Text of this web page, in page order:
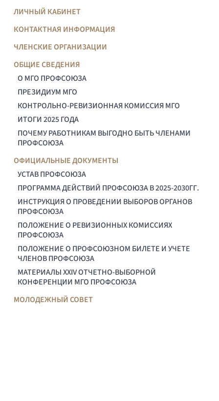
ЛИЧНЫЙ КАБИНЕТ
КОНТАКТНАЯ ИНФОРМАЦИЯ
ЧЛЕНСКИЕ ОРГАНИЗАЦИИ
ОБЩИЕ СВЕДЕНИЯ
О МГО ПРОФСОЮЗА
ПРЕЗИДИУМ МГО
КОНТРОЛЬНО-РЕВИЗИОННАЯ КОМИССИЯ МГО
ИТОГИ 2025 ГОДА
ПОЧЕМУ РАБОТНИКАМ ВЫГОДНО БЫТЬ ЧЛЕНАМИ
ПРОФСОЮЗА
ОФИЦИАЛЬНЫЕ ДОКУМЕНТЫ
УСТАВ ПРОФСОЮЗА
ПРОГРАММА ДЕЙСТВИЙ ПРОФСОЮЗА В 2025-2030ГГ.
ИНСТРУКЦИЯ О ПРОВЕДЕНИИ ВЫБОРОВ ОРГАНОВ
ПРОФСОЮЗА
ПОЛОЖЕНИЕ О РЕВИЗИОННЫХ КОМИССИЯХ
ПРОФСОЮЗА
ПОЛОЖЕНИЕ О ПРОФСОЮЗНОМ БИЛЕТЕ И УЧЕТЕ
ЧЛЕНОВ ПРОФСОЮЗА
МАТЕРИАЛЫ XXIV ОТЧЕТНО-ВЫБОРНОЙ
КОНФЕРЕНЦИИ МГО ПРОФСОЮЗА
МОЛОДЕЖНЫЙ СОВЕТ